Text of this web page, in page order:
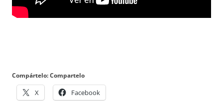
Compártelo: Compartelo
X Facebook